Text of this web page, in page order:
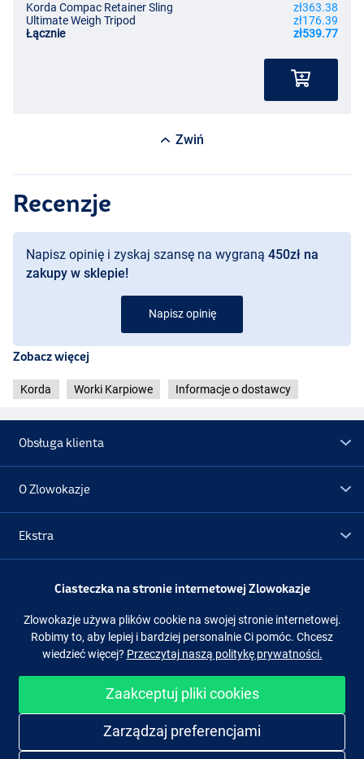
Korda Compac Retainer Sling
zł363.38
Ultimate Weigh Tripod
zł176.39
Łącznie
zł539.77
Zwiń
Recenzje
Napisz opinię i zyskaj szansę na wygraną 450zł na
zakupy w sklepie!
Napisz opinię
Zobacz więcej
Korda Worki Karpiowe Informacje o dostawcy
Obsługa klienta
O Zlowokazje
Ekstra
Promocje
Obserwuj nas Facebook Instagram
Ciasteczka na stronie internetowej Zlowokazje
Zlowokazje używa plików cookie na swojej stronie internetowej.
Robimy to, aby lepiej i bardziej personalnie Ci pomóc. Chcesz
wiedzieć więcej? Przeczytaj naszą politykę prywatności.
Zaakceptuj pliki cookies
Zarządzaj preferencjami